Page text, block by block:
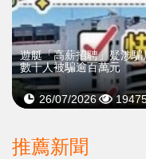
遊艇「高薪招聘」疑涉騙
數十人被騙逾百萬元
26/07/2026
推薦新聞